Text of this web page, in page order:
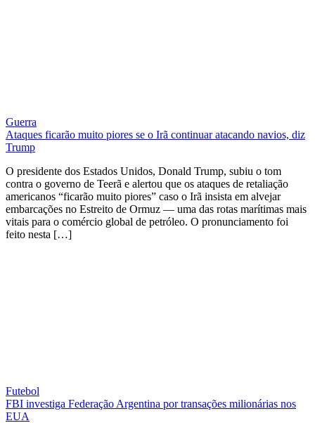
Guerra
Ataques ficarão muito piores se o Irã continuar atacando navios, diz
Trump
O presidente dos Estados Unidos, Donald Trump, subiu o tom
contra o governo de Teerã e alertou que os ataques de retaliação
americanos “ficarão muito piores” caso o Irã insista em alvejar
embarcações no Estreito de Ormuz — uma das rotas marítimas mais
vitais para o comércio global de petróleo. O pronunciamento foi
feito nesta […]
Futebol
FBI investiga Federação Argentina por transações milionárias nos
EUA